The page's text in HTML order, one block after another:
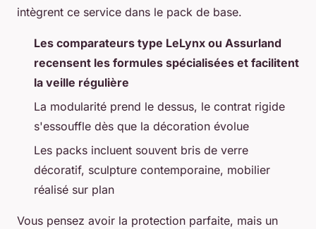
intègrent ce service dans le pack de base.
Les comparateurs type LeLynx ou Assurland
recensent les formules spécialisées et facilitent
la veille régulière
La modularité prend le dessus, le contrat rigide
s'essouffle dès que la décoration évolue
Les packs incluent souvent bris de verre
décoratif, sculpture contemporaine, mobilier
réalisé sur plan
Vous pensez avoir la protection parfaite, mais un